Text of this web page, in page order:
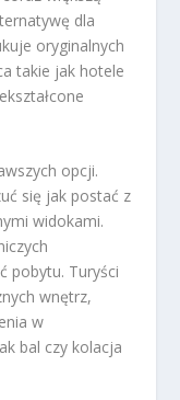
dla
oryginalnych
takie jak hotele
opcji.
się jak postać z
widokami.
pobytu. Turyści
wnętrz,
w
bal czy kolacja